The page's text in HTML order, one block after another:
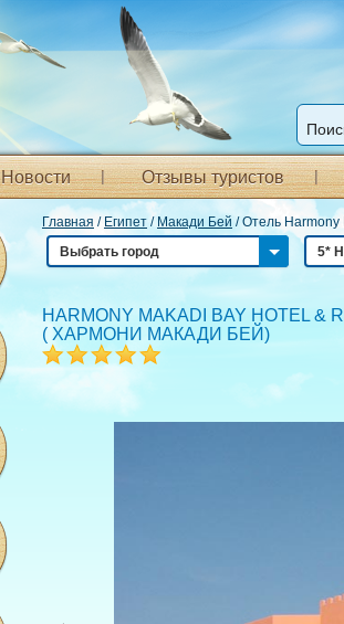
Новости Отзывы туристов
Главная / Египет / Макади Бей /Отель Harmony
Выбрать город
HARMONY MAKADI BAY HOTEL &
( ХАРМОНИ МАКАДИ БЕЙ)